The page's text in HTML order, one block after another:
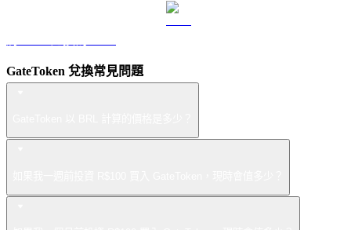
GateToken 兌換常見問題